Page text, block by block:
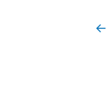
Post←